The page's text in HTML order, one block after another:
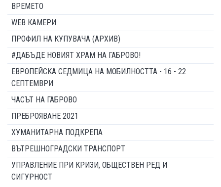
ВРЕМЕТО
WEB КАМЕРИ
ПРОФИЛ НА КУПУВАЧА (АРХИВ)
#ДАБЪДЕ НОВИЯТ ХРАМ НА ГАБРОВО!
ЕВРОПЕЙСКА СЕДМИЦА НА МОБИЛНОСТТА - 16 - 22
СЕПТЕМВРИ
ЧАСЪТ НА ГАБРОВО
ПРЕБРОЯВАНЕ 2021
ХУМАНИТАРНА ПОДКРЕПА
ВЪТРЕШНОГРАДСКИ ТРАНСПОРТ
УПРАВЛЕНИЕ ПРИ КРИЗИ, ОБЩЕСТВЕН РЕД И
СИГУРНОСТ